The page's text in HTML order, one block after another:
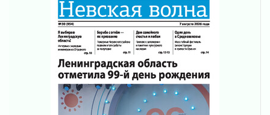
В Ленобласти растет потребление
мобильного трафика
04 августа 2026
Полумрак бьёт по карману
04 августа 2026
Вниманию автомобилистов!
04 августа 2026
Память, сталь и музыка